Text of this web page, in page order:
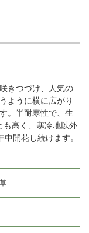
きつづけ、人気の
ように横に広がり
。半耐寒性で、生
高く、寒冷地以外
開花し続けます。